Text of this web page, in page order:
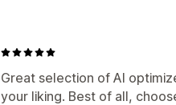
Great selection of AI
your liking. Best of all,